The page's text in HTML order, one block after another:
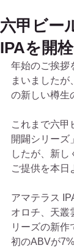
六甲ビー
IPAを開
年始のご挨拶
まいましたが
の新しい樽生
これまで六甲
開闢シリーズ
したが、新し
ご提供を本日
アマテラス
オロチ、天叢
リーズの新作
初のABVが